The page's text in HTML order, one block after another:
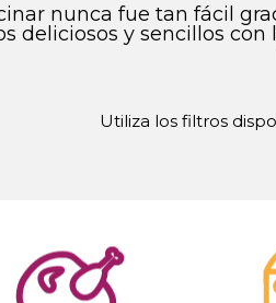
nunca fue tan fácil
deliciosos y sencillos
Utiliza los filtros